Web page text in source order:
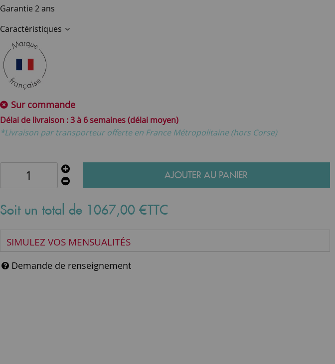
Garantie 2 ans
Caractéristiques
Sur commande
3 à 6 semaines (délai moyen)
*Livraison par transporteur offerte en France Métropolitaine (hors Corse)
AJOUTER AU PANIER
Soit un total de 1067,00 €TTC
SIMULEZ VOS MENSUALITÉS
Demande de renseignement